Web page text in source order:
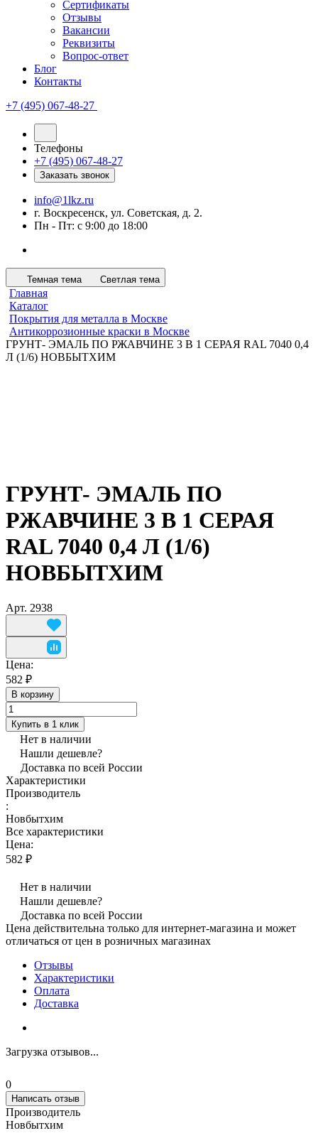
Сертификаты
Отзывы
Вакансии
Реквизиты
Вопрос-ответ
Блог
Контакты
+7 (495) 067-48-27
Телефоны
+7 (495) 067-48-27
Заказать звонок
info@1lkz.ru
г. Воскресенск, ул. Советская, д. 2.
Пн - Пт: с 9:00 до 18:00
Темная тема Светлая тема
Главная
Каталог
Покрытия для металла в Москве
Антикоррозионные краски в Москве
ГРУНТ- ЭМАЛЬ ПО РЖАВЧИНЕ 3 В 1 СЕРАЯ RAL 7040 0,4
Л (1/6) НОВБЫТХИМ
ГРУНТ- ЭМАЛЬ ПО
РЖАВЧИНЕ 3 В 1 СЕРАЯ
RAL 7040 0,4 Л (1/6)
НОВБЫТХИМ
Арт. 2938
Цена:
582 ₽
В корзину
Купить в 1 клик
Нет в наличии
Нашли дешевле?
Доставка по всей России
Характеристики
Производитель
:
Новбытхим
Все характеристики
Цена:
582 ₽
Нет в наличии
Нашли дешевле?
Доставка по всей России
Цена действительна только для интернет-магазина и может
отличаться от цен в розничных магазинах
Отзывы
Характеристики
Оплата
Доставка
Загрузка отзывов...
0
Написать отзыв
Производитель
Новбытхим